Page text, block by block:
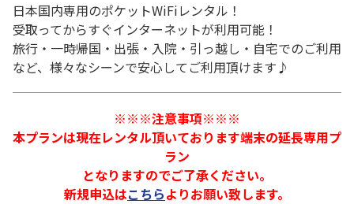
日本国内専用のポケットWiFiレンタル！
受取ってからすぐインターネットが利用可能！
旅行・一時帰国・出張・入院・引っ越し・自宅でのご利用
など、様々なシーンで安心してご利用頂けます♪
※※※注意事項※※※
本プランは現在レンタル頂いております端末の延長専用プ
ラン
となりますのでご了承ください。
新規申込はこちらよりお願い致します。